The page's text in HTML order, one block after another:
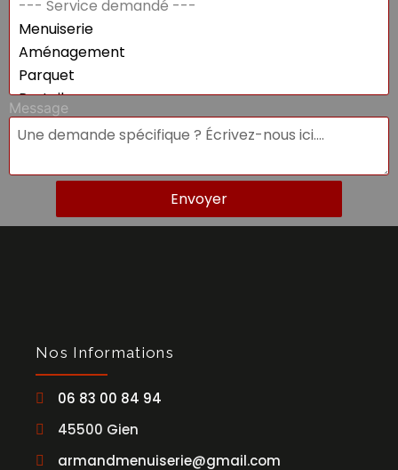
Message
Envoyer
Nos Informations
06 83 00 84 94
45500 Gien
armandmenuiserie@gmail.com